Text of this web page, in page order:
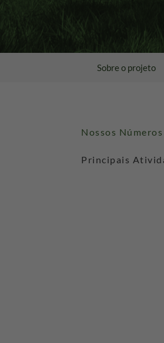
Sobre o projeto
Nossos Números
Principais